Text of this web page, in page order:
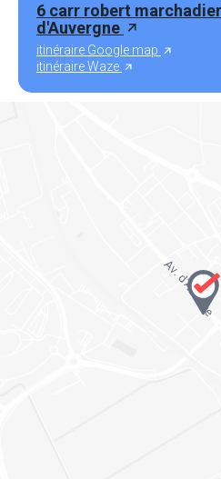
6 carr robert
d'Auvergne
itinéraire Google map
itinéraire Waze